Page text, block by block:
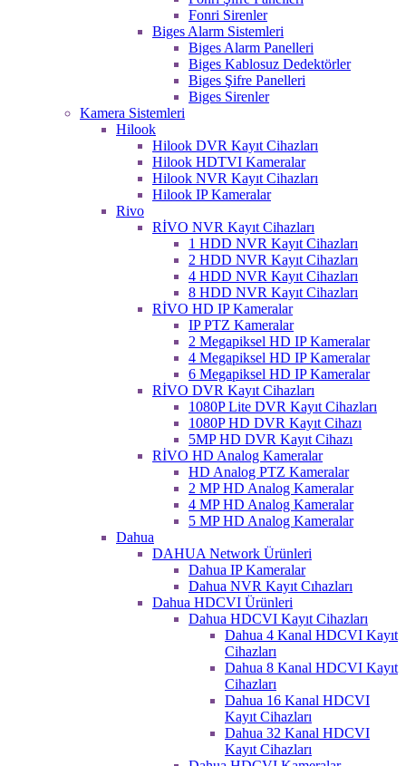
Fonri Sirenler
Biges Alarm Sistemleri
Biges Alarm Panelleri
Biges Kablosuz Dedektörler
Biges Şifre Panelleri
Biges Sirenler
Kamera Sistemleri
Hilook
Hilook DVR Kayıt Cihazları
Hilook HDTVI Kameralar
Hilook NVR Kayıt Cihazları
Hilook IP Kameralar
Rivo
RİVO NVR Kayıt Cihazları
1 HDD NVR Kayıt Cihazları
2 HDD NVR Kayıt Cihazları
4 HDD NVR Kayıt Cihazları
8 HDD NVR Kayıt Cihazları
RİVO HD IP Kameralar
IP PTZ Kameralar
2 Megapiksel HD IP Kameralar
4 Megapiksel HD IP Kameralar
6 Megapiksel HD IP Kameralar
RİVO DVR Kayıt Cihazları
1080P Lite DVR Kayıt Cihazları
1080P HD DVR Kayıt Cihazı
5MP HD DVR Kayıt Cihazı
RİVO HD Analog Kameralar
HD Analog PTZ Kameralar
2 MP HD Analog Kameralar
4 MP HD Analog Kameralar
5 MP HD Analog Kameralar
Dahua
DAHUA Network Ürünleri
Dahua IP Kameralar
Dahua NVR Kayıt Cıhazları
Dahua HDCVI Ürünleri
Dahua HDCVI Kayıt Cihazları
Dahua 4 Kanal HDCVI Kayıt
Cihazları
Dahua 8 Kanal HDCVI Kayıt
Cihazları
Dahua 16 Kanal HDCVI
Kayıt Cihazları
Dahua 32 Kanal HDCVI
Kayıt Cihazları